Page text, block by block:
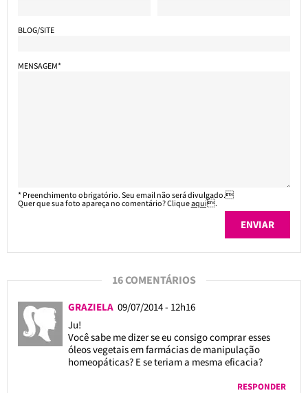
BLOG/SITE
MENSAGEM*
* Preenchimento obrigatório. Seu email não será divulgado.
Quer que sua foto apareça no comentário? Cliqueaqui.
16 COMENTÁRIOS
GRAZIELA 09/07/2014 - 12h16
Ju!
Você sabe me dizer se eu consigo comprar esses
óleos vegetais em farmácias de manipulação
homeopáticas? E se teriam a mesma eficacia?
RESPONDER